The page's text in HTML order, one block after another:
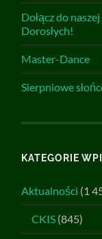
Dołącz do
Dorosłych!
Master-Dance
Sierpniowe
KATEGORIE
Aktualności (1
CKIS (845)